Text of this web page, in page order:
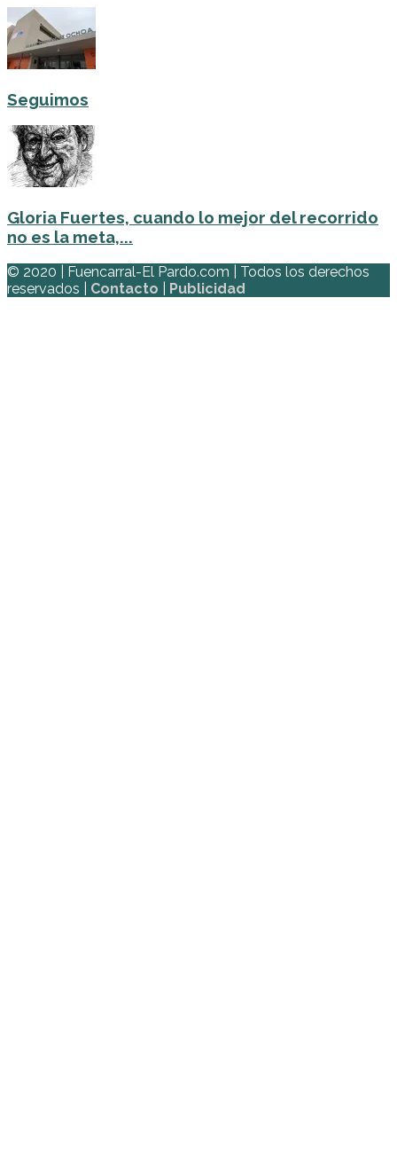
Seguimos
Gloria Fuertes, cuando lo mejor del recorrido
no es la meta,...
© 2020 | Fuencarral-El Pardo.com | Todos los derechos
reservados | Contacto Publicidad